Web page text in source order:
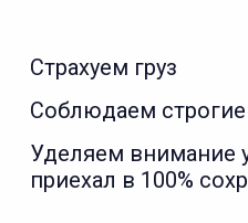
Страхуем груз
Соблюдаем
Уделяем внимание
приехал в 100%